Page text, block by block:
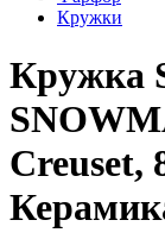
Кружки
Кружка
Creuset,